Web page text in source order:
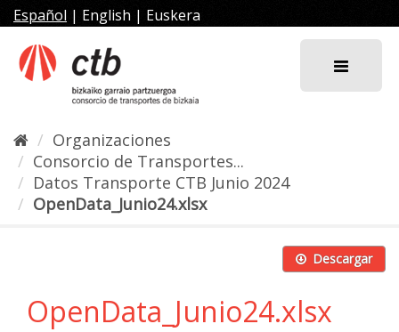
al
contenido
Español | English | Euskera
Organizaciones
Consorcio de Transportes...
Datos Transporte CTB Junio 2024
OpenData_Junio24.xlsx
Descargar
OpenData_Junio24.xlsx